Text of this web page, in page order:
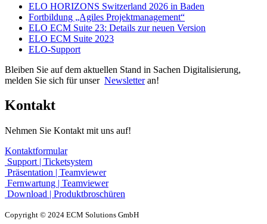
ELO HORIZONS Switzerland 2026 in Baden
Fortbildung „Agiles Projektmanagement“
ELO ECM Suite 23: Details zur neuen Version
ELO ECM Suite 2023
ELO-Support
Bleiben Sie auf dem aktuellen Stand in Sachen Digitalisierung,
melden Sie sich für unser Newsletteran!
Kontakt
Nehmen Sie Kontakt mit uns auf!
Kontaktformular
Support | Ticketsystem
Präsentation | Teamviewer
Fernwartung | Teamviewer
Download | Produktbroschüren
Copyright © 2024 ECM Solutions GmbH